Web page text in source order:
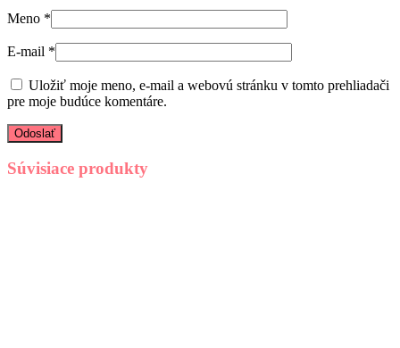
Meno *
E-mail *
Uložiť moje meno, e-mail a webovú stránku v tomto prehliadači
pre moje budúce komentáre.
Súvisiace produkty